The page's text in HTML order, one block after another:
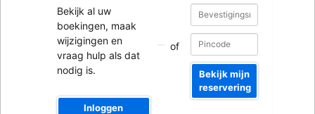
Bekijk al uw
boekingen, maak
wijzigingen en
vraag hulp als dat
nodig is.
Inloggen
of
Bevestigingsnummer
Bevestigingsnummer
Bekijk mijn
reservering